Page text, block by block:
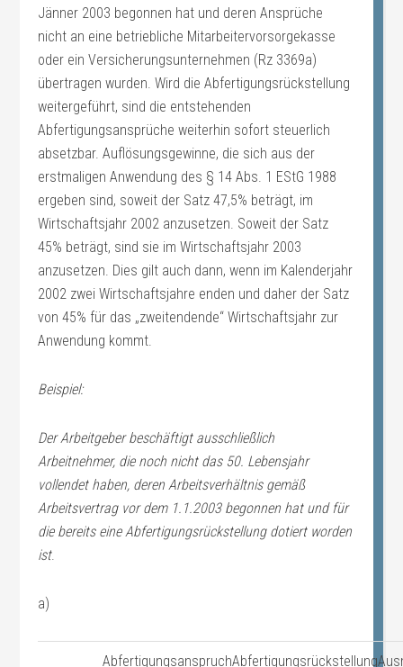
Jänner 2003 begonnen hat und deren Ansprüche
nicht an eine betriebliche Mitarbeitervorsorgekasse
oder ein Versicherungsunternehmen (Rz 3369a)
übertragen wurden. Wird die Abfertigungsrückstellung
weitergeführt, sind die entstehenden
Abfertigungsansprüche weiterhin sofort steuerlich
absetzbar. Auflösungsgewinne, die sich aus der
erstmaligen Anwendung des § 14 Abs. 1 EStG 1988
ergeben sind, soweit der Satz 47,5% beträgt, im
Wirtschaftsjahr 2002 anzusetzen. Soweit der Satz
45% beträgt, sind sie im Wirtschaftsjahr 2003
anzusetzen. Dies gilt auch dann, wenn im Kalenderjahr
2002 zwei Wirtschaftsjahre enden und daher der Satz
von 45% für das „zweitendende“ Wirtschaftsjahr zur
Anwendung kommt.
Beispiel:
Der Arbeitgeber beschäftigt ausschließlich
Arbeitnehmer, die noch nicht das 50. Lebensjahr
vollendet haben, deren Arbeitsverhältnis gemäß
Arbeitsvertrag vor dem 1.1.2003 begonnen hat und für
die bereits eine Abfertigungsrückstellung dotiert worden
ist.
a)
AbfertigungsanspruchAbfertigungsrückstellung